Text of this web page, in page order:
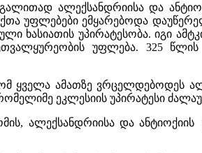
ალექსანდრიისა და
უფლებები ემყარებოდა
ხასიათის უპირატესობა. იგი
უფლება. 325
ყველა ამათზე ვრცელდებოდეს
ეკლესიის უპირატესი
ალექსანდრიისა და ანტიოქიის